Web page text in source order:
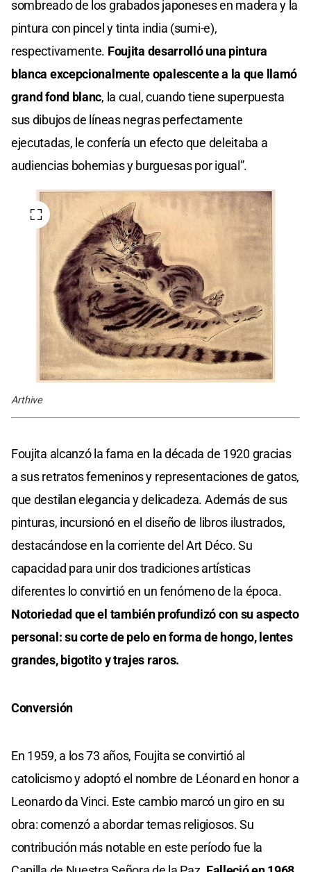
sombreado de los grabados japoneses en madera y la
pintura con pincel y tinta india (sumi-e),
respectivamente. Foujita desarrolló una pintura
blanca excepcionalmente opalescente a la que llamó
grand fond blanc, la cual, cuando tiene superpuesta
sus dibujos de líneas negras perfectamente
ejecutadas, le confería un efecto que deleitaba a
audiencias bohemias y burguesas por igual”.
Arthive
Foujita alcanzó la fama en la década de 1920 gracias
a sus retratos femeninos y representaciones de gatos,
que destilan elegancia y delicadeza. Además de sus
pinturas, incursionó en el diseño de libros ilustrados,
destacándose en la corriente del Art Déco. Su
capacidad para unir dos tradiciones artísticas
diferentes lo convirtió en un fenómeno de la época.
Notoriedad que el también profundizó con su aspecto
personal: su corte de pelo en forma de hongo, lentes
grandes, bigotito y trajes raros.
Conversión
En 1959, a los 73 años, Foujita se convirtió al
catolicismo y adoptó el nombre de Léonard en honor a
Leonardo da Vinci. Este cambio marcó un giro en su
obra: comenzó a abordar temas religiosos. Su
contribución más notable en este período fue la